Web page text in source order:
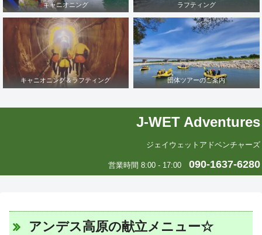
キャニオニング ラフティング
キャニオニング＆ラフティング 団体ツアーのご案内
J-WET Adventures
ジェイウェットアドベンチャーズ
営業時間 8:00 - 17:00 090-1637-6280
アンデス高原の献立メニュー☆